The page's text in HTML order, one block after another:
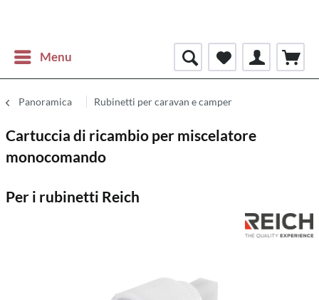
Menu
Panoramica Rubinetti per caravan e camper
Cartuccia di ricambio per miscelatore
monocomando
Per i rubinetti Reich